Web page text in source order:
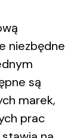
niezbędne
są
marek,
prac